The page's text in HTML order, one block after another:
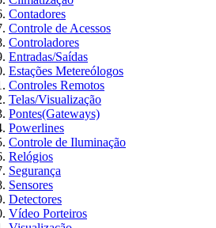
Contadores
Controle de Acessos
Controladores
Entradas/Saídas
Estações Metereólogos
Controles Remotos
Telas/Visualização
Pontes(Gateways)
Powerlines
Controle de Iluminação
Relógios
Segurança
Sensores
Detectores
Vídeo Porteiros